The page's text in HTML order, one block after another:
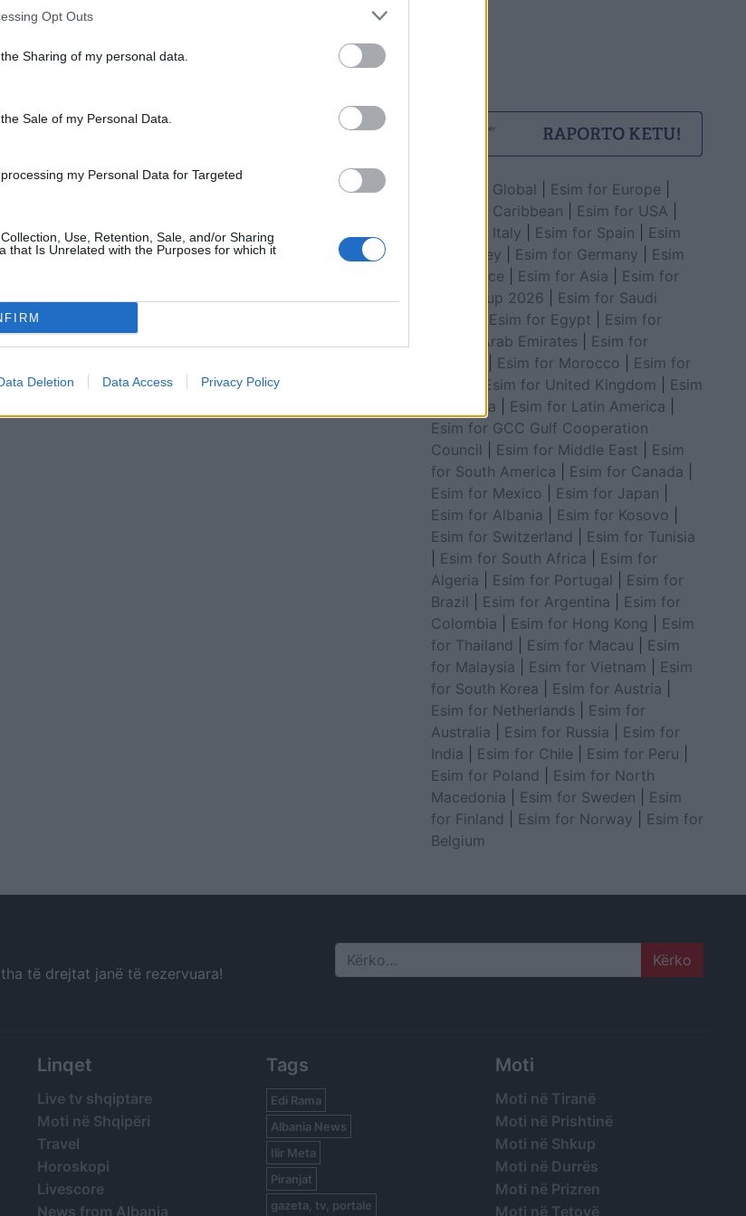
Opt Outs
Sharing of my personal data.
Sale of my Personal Data.
my Personal Data for Targeted
Use, Retention, Sale, and/or Sharing
that Is Unrelated with the Purposes for which it
Deletion Data Access Privacy Policy
Esim for Global Esim for Europe
Esim for Caribbean
Esim for USA
Esim for Italy
Esim for Spain
Esim
for Turkey
Esim for Germany
Esim
for Greece
Esim for Asia
Esim for
World Cup 2026
Esim for Saudi
Esim for Egypt
Esim for
United Arab Emirates
Esim for
Esim for Morocco
Esim for
Esim for United Kingdom
Esim
for Africa
Esim for Latin America
Esim for GCC Gulf Cooperation
Council
Esim for Middle East
Esim
for South America
Esim for Canada
Esim for Mexico
Esim for Japan
Esim for Albania
Esim for Kosovo
Esim for Switzerland
Esim for Tunisia
Esim for South Africa
Esim for
Algeria
Esim for Portugal
Esim for
Brazil
Esim for Argentina
Esim for
Colombia
Esim for Hong Kong
Esim
for Thailand
Esim for Macau
Esim
for Malaysia
Esim for Vietnam
Esim
for South Korea
Esim for Austria
Esim for Netherlands
Esim for
Australia
Esim for Russia
Esim for
India
Esim for Chile Esim for Peru
Esim for Poland
Esim for North
Macedonia
Esim for Sweden
Esim
for Finland
Esim for Norway
Esim for
Belgium
të drejtat janë të rezervuara! Search
Linqet
Live tv shqiptare
Moti në Shqipëri
Travel
Horoskopi
Livescore
News from Albania
Tags
Edi Rama
Albania News
Ilir Meta
Piranjat
gazeta, tv, portale
Moti
Moti në Tiranë
Moti në Prishtinë
Moti në Shkup
Moti në Durrës
Moti në Prizren
Moti në Tetovë